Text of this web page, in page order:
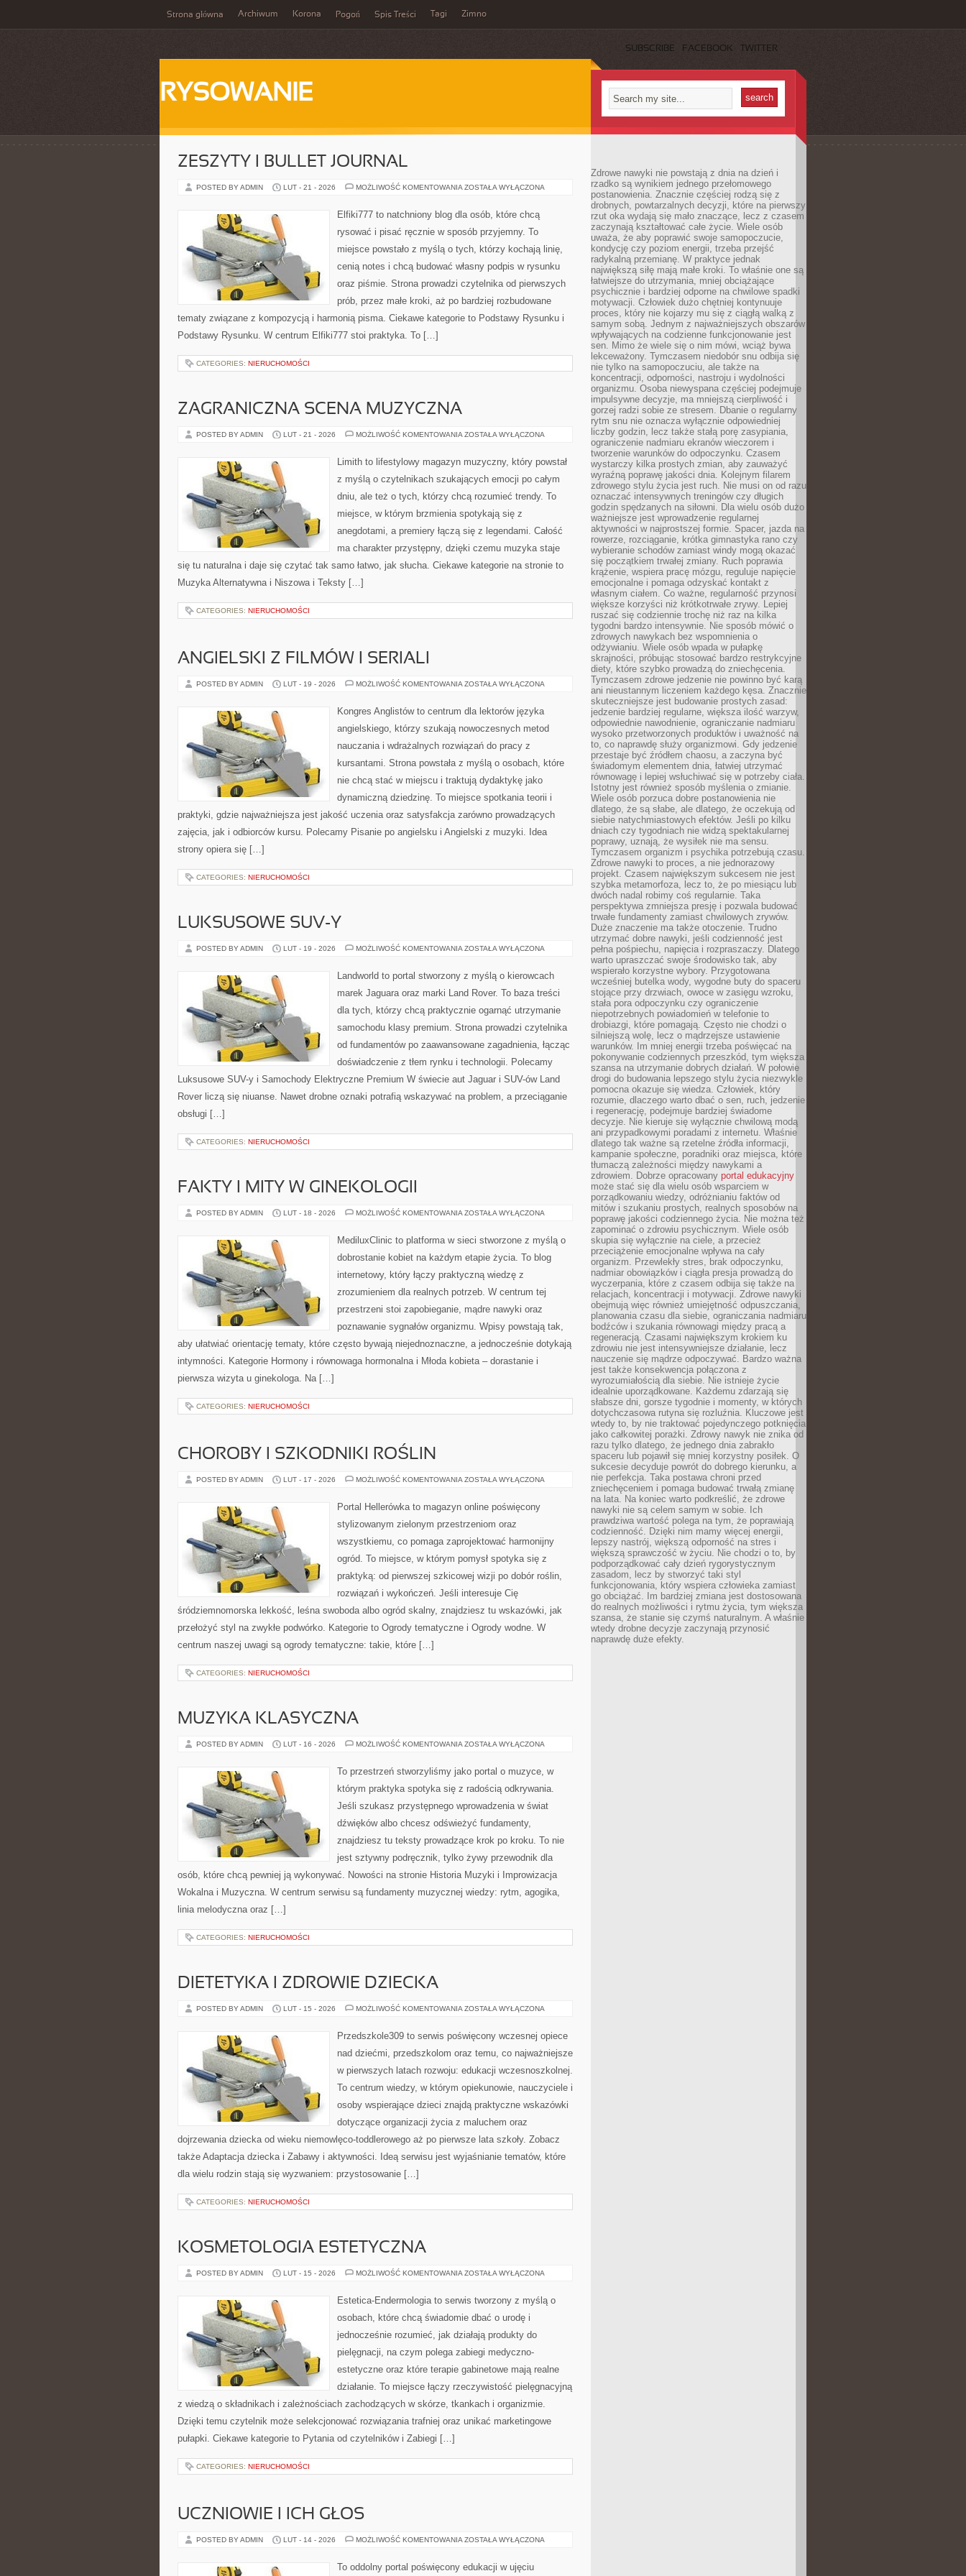
Strona główna Archiwum Korona Pogoń Spis Treści Tagi Zimno
SUBSCRIBE FACEBOOK TWITTER
RYSOWANIE
ZESZYTY I BULLET JOURNAL
POSTED BY ADMIN LUT - 21 - 2026 MOŻLIWOŚĆ KOMENTOWANIA ZESZYTY
JOURNAL
ZOSTAŁA WYŁĄCZONA
Elfiki777 to natchniony blog dla osób, które chcą
rysować i pisać ręcznie w sposób przyjemny. To
miejsce powstało z myślą o tych, którzy kochają linię,
cenią notes i chcą budować własny podpis w rysunku
oraz piśmie. Strona prowadzi czytelnika od pierwszych
prób, przez małe kroki, aż po bardziej rozbudowane
tematy związane z kompozycją i harmonią pisma. Ciekawe kategorie to Podstawy Rysunku i
Podstawy Rysunku. W centrum Elfiki777 stoi praktyka. To […]
CATEGORIES: NIERUCHOMOŚCI
ZAGRANICZNA SCENA MUZYCZNA
POSTED BY ADMIN LUT - 21 - 2026 MOŻLIWOŚĆ KOMENTOWANIA ZAGRANICZNA
ZOSTAŁA WYŁĄCZONA
Limith to lifestylowy magazyn muzyczny, który powstał
z myślą o czytelnikach szukających emocji po całym
dniu, ale też o tych, którzy chcą rozumieć trendy. To
miejsce, w którym brzmienia spotykają się z
anegdotami, a premiery łączą się z legendami. Całość
ma charakter przystępny, dzięki czemu muzyka staje
się tu naturalna i daje się czytać tak samo łatwo, jak słucha. Ciekawe kategorie na stronie to
Muzyka Alternatywna i Niszowa i Teksty […]
CATEGORIES: NIERUCHOMOŚCI
ANGIELSKI Z FILMÓW I SERIALI
POSTED BY ADMIN LUT - 19 - 2026 MOŻLIWOŚĆ KOMENTOWANIA ANGIELSKI
SERIALI
ZOSTAŁA WYŁĄCZONA
Kongres Anglistów to centrum dla lektorów języka
angielskiego, którzy szukają nowoczesnych metod
nauczania i wdrażalnych rozwiązań do pracy z
kursantami. Strona powstała z myślą o osobach, które
nie chcą stać w miejscu i traktują dydaktykę jako
dynamiczną dziedzinę. To miejsce spotkania teorii i
praktyki, gdzie najważniejsza jest jakość uczenia oraz satysfakcja zarówno prowadzących
zajęcia, jak i odbiorców kursu. Polecamy Pisanie po angielsku i Angielski z muzyki. Idea
strony opiera się […]
CATEGORIES: NIERUCHOMOŚCI
LUKSUSOWE SUV-Y
POSTED BY ADMIN LUT - 19 - 2026 MOŻLIWOŚĆ KOMENTOWANIA LUKSUSOWE
ZOSTAŁA WYŁĄCZONA
Landworld to portal stworzony z myślą o kierowcach
marek Jaguara oraz marki Land Rover. To baza treści
dla tych, którzy chcą praktycznie ogarnąć utrzymanie
samochodu klasy premium. Strona prowadzi czytelnika
od fundamentów po zaawansowane zagadnienia, łącząc
doświadczenie z tłem rynku i technologii. Polecamy
Luksusowe SUV-y i Samochody Elektryczne Premium W świecie aut Jaguar i SUV-ów Land
Rover liczą się niuanse. Nawet drobne oznaki potrafią wskazywać na problem, a przeciąganie
obsługi […]
CATEGORIES: NIERUCHOMOŚCI
FAKTY I MITY W GINEKOLOGII
POSTED BY ADMIN LUT - 18 - 2026 MOŻLIWOŚĆ KOMENTOWANIA FAKTY
GINEKOLOGII
ZOSTAŁA WYŁĄCZONA
MediluxClinic to platforma w sieci stworzone z myślą o
dobrostanie kobiet na każdym etapie życia. To blog
internetowy, który łączy praktyczną wiedzę z
zrozumieniem dla realnych potrzeb. W centrum tej
przestrzeni stoi zapobieganie, mądre nawyki oraz
poznawanie sygnałów organizmu. Wpisy powstają tak,
aby ułatwiać orientację tematy, które często bywają niejednoznaczne, a jednocześnie dotykają
intymności. Kategorie Hormony i równowaga hormonalna i Młoda kobieta – dorastanie i
pierwsza wizyta u ginekologa. Na […]
CATEGORIES: NIERUCHOMOŚCI
CHOROBY I SZKODNIKI ROŚLIN
POSTED BY ADMIN LUT - 17 - 2026 MOŻLIWOŚĆ KOMENTOWANIA CHOROBY
ROŚLIN
ZOSTAŁA WYŁĄCZONA
Portal Hellerówka to magazyn online poświęcony
stylizowanym zielonym przestrzeniom oraz
wszystkiemu, co pomaga zaprojektować harmonijny
ogród. To miejsce, w którym pomysł spotyka się z
praktyką: od pierwszej szkicowej wizji po dobór roślin,
rozwiązań i wykończeń. Jeśli interesuje Cię
śródziemnomorska lekkość, leśna swoboda albo ogród skalny, znajdziesz tu wskazówki, jak
przełożyć styl na zwykłe podwórko. Kategorie to Ogrody tematyczne i Ogrody wodne. W
centrum naszej uwagi są ogrody tematyczne: takie, które […]
CATEGORIES: NIERUCHOMOŚCI
MUZYKA KLASYCZNA
POSTED BY ADMIN LUT - 16 - 2026 MOŻLIWOŚĆ KOMENTOWANIA MUZYKA
ZOSTAŁA WYŁĄCZONA
To przestrzeń stworzyliśmy jako portal o muzyce, w
którym praktyka spotyka się z radością odkrywania.
Jeśli szukasz przystępnego wprowadzenia w świat
dźwięków albo chcesz odświeżyć fundamenty,
znajdziesz tu teksty prowadzące krok po kroku. To nie
jest sztywny podręcznik, tylko żywy przewodnik dla
osób, które chcą pewniej ją wykonywać. Nowości na stronie Historia Muzyki i Improwizacja
Wokalna i Muzyczna. W centrum serwisu są fundamenty muzycznej wiedzy: rytm, agogika,
linia melodyczna oraz […]
CATEGORIES: NIERUCHOMOŚCI
DIETETYKA I ZDROWIE DZIECKA
POSTED BY ADMIN LUT - 15 - 2026 MOŻLIWOŚĆ KOMENTOWANIA DIETETYKA
DZIECKA
ZOSTAŁA WYŁĄCZONA
Przedszkole309 to serwis poświęcony wczesnej opiece
nad dziećmi, przedszkolom oraz temu, co najważniejsze
w pierwszych latach rozwoju: edukacji wczesnoszkolnej.
To centrum wiedzy, w którym opiekunowie, nauczyciele i
osoby wspierające dzieci znajdą praktyczne wskazówki
dotyczące organizacji życia z maluchem oraz
dojrzewania dziecka od wieku niemowlęco-toddlerowego aż po pierwsze lata szkoły. Zobacz
także Adaptacja dziecka i Zabawy i aktywności. Ideą serwisu jest wyjaśnianie tematów, które
dla wielu rodzin stają się wyzwaniem: przystosowanie […]
CATEGORIES: NIERUCHOMOŚCI
KOSMETOLOGIA ESTETYCZNA
POSTED BY ADMIN LUT - 15 - 2026 MOŻLIWOŚĆ KOMENTOWANIA KOSMETOLOGIA
ZOSTAŁA WYŁĄCZONA
Estetica-Endermologia to serwis tworzony z myślą o
osobach, które chcą świadomie dbać o urodę i
jednocześnie rozumieć, jak działają produkty do
pielęgnacji, na czym polega zabiegi medyczno-
estetyczne oraz które terapie gabinetowe mają realne
działanie. To miejsce łączy rzeczywistość pielęgnacyjną
z wiedzą o składnikach i zależnościach zachodzących w skórze, tkankach i organizmie.
Dzięki temu czytelnik może selekcjonować rozwiązania trafniej oraz unikać marketingowe
pułapki. Ciekawe kategorie to Pytania od czytelników i Zabiegi […]
CATEGORIES: NIERUCHOMOŚCI
UCZNIOWIE I ICH GŁOS
POSTED BY ADMIN LUT - 14 - 2026 MOŻLIWOŚĆ KOMENTOWANIA UCZNIOWIE
GŁOS
ZOSTAŁA WYŁĄCZONA
To oddolny portal poświęcony edukacji w ujęciu
Zdrowe nawyki nie powstają z dnia na dzień i
rzadko są wynikiem jednego przełomowego
postanowienia. Znacznie częściej rodzą się z
drobnych, powtarzalnych decyzji, które na pierwszy
rzut oka wydają się mało znaczące, lecz z czasem
zaczynają kształtować całe życie. Wiele osób
uważa, że aby poprawić swoje samopoczucie,
kondycję czy poziom energii, trzeba przejść
radykalną przemianę. W praktyce jednak
największą siłę mają małe kroki. To właśnie one są
łatwiejsze do utrzymania, mniej obciążające
psychicznie i bardziej odporne na chwilowe spadki
motywacji. Człowiek dużo chętniej kontynuuje
proces, który nie kojarzy mu się z ciągłą walką z
samym sobą. Jednym z najważniejszych obszarów
wpływających na codzienne funkcjonowanie jest
sen. Mimo że wiele się o nim mówi, wciąż bywa
lekceważony. Tymczasem niedobór snu odbija się
nie tylko na samopoczuciu, ale także na
koncentracji, odporności, nastroju i wydolności
organizmu. Osoba niewyspana częściej podejmuje
impulsywne decyzje, ma mniejszą cierpliwość i
gorzej radzi sobie ze stresem. Dbanie o regularny
rytm snu nie oznacza wyłącznie odpowiedniej
liczby godzin, lecz także stałą porę zasypiania,
ograniczenie nadmiaru ekranów wieczorem i
tworzenie warunków do odpoczynku. Czasem
wystarczy kilka prostych zmian, aby zauważyć
wyraźną poprawę jakości dnia. Kolejnym filarem
zdrowego stylu życia jest ruch. Nie musi on od razu
oznaczać intensywnych treningów czy długich
godzin spędzanych na siłowni. Dla wielu osób dużo
ważniejsze jest wprowadzenie regularnej
aktywności w najprostszej formie. Spacer, jazda na
rowerze, rozciąganie, krótka gimnastyka rano czy
wybieranie schodów zamiast windy mogą okazać
się początkiem trwałej zmiany. Ruch poprawia
krążenie, wspiera pracę mózgu, reguluje napięcie
emocjonalne i pomaga odzyskać kontakt z
własnym ciałem. Co ważne, regularność przynosi
większe korzyści niż krótkotrwałe zrywy. Lepiej
ruszać się codziennie trochę niż raz na kilka
tygodni bardzo intensywnie. Nie sposób mówić o
zdrowych nawykach bez wspomnienia o
odżywianiu. Wiele osób wpada w pułapkę
skrajności, próbując stosować bardzo restrykcyjne
diety, które szybko prowadzą do zniechęcenia.
Tymczasem zdrowe jedzenie nie powinno być karą
ani nieustannym liczeniem każdego kęsa. Znacznie
skuteczniejsze jest budowanie prostych zasad:
jedzenie bardziej regularne, większa ilość warzyw,
odpowiednie nawodnienie, ograniczanie nadmiaru
wysoko przetworzonych produktów i uważność na
to, co naprawdę służy organizmowi. Gdy jedzenie
przestaje być źródłem chaosu, a zaczyna być
świadomym elementem dnia, łatwiej utrzymać
równowagę i lepiej wsłuchiwać się w potrzeby ciała.
Istotny jest również sposób myślenia o zmianie.
Wiele osób porzuca dobre postanowienia nie
dlatego, że są słabe, ale dlatego, że oczekują od
siebie natychmiastowych efektów. Jeśli po kilku
dniach czy tygodniach nie widzą spektakularnej
poprawy, uznają, że wysiłek nie ma sensu.
Tymczasem organizm i psychika potrzebują czasu.
Zdrowe nawyki to proces, a nie jednorazowy
projekt. Czasem największym sukcesem nie jest
szybka metamorfoza, lecz to, że po miesiącu lub
dwóch nadal robimy coś regularnie. Taka
perspektywa zmniejsza presję i pozwala budować
trwałe fundamenty zamiast chwilowych zrywów.
Duże znaczenie ma także otoczenie. Trudno
utrzymać dobre nawyki, jeśli codzienność jest
pełna pośpiechu, napięcia i rozpraszaczy. Dlatego
warto upraszczać swoje środowisko tak, aby
wspierało korzystne wybory. Przygotowana
wcześniej butelka wody, wygodne buty do spaceru
stojące przy drzwiach, owoce w zasięgu wzroku,
stała pora odpoczynku czy ograniczenie
niepotrzebnych powiadomień w telefonie to
drobiazgi, które pomagają. Często nie chodzi o
silniejszą wolę, lecz o mądrzejsze ustawienie
warunków. Im mniej energii trzeba poświęcać na
pokonywanie codziennych przeszkód, tym większa
szansa na utrzymanie dobrych działań. W połowie
drogi do budowania lepszego stylu życia niezwykle
pomocna okazuje się wiedza. Człowiek, który
rozumie, dlaczego warto dbać o sen, ruch, jedzenie
i regenerację, podejmuje bardziej świadome
decyzje. Nie kieruje się wyłącznie chwilową modą
ani przypadkowymi poradami z internetu. Właśnie
dlatego tak ważne są rzetelne źródła informacji,
kampanie społeczne, poradniki oraz miejsca, które
tłumaczą zależności między nawykami a
zdrowiem. Dobrze opracowany portal edukacyjny
może stać się dla wielu osób wsparciem w
porządkowaniu wiedzy, odróżnianiu faktów od
mitów i szukaniu prostych, realnych sposobów na
poprawę jakości codziennego życia. Nie można też
zapominać o zdrowiu psychicznym. Wiele osób
skupia się wyłącznie na ciele, a przecież
przeciążenie emocjonalne wpływa na cały
organizm. Przewlekły stres, brak odpoczynku,
nadmiar obowiązków i ciągła presja prowadzą do
wyczerpania, które z czasem odbija się także na
relacjach, koncentracji i motywacji. Zdrowe nawyki
obejmują więc również umiejętność odpuszczania,
planowania czasu dla siebie, ograniczania nadmiaru
bodźców i szukania równowagi między pracą a
regeneracją. Czasami największym krokiem ku
zdrowiu nie jest intensywniejsze działanie, lecz
nauczenie się mądrze odpoczywać. Bardzo ważna
jest także konsekwencja połączona z
wyrozumiałością dla siebie. Nie istnieje życie
idealnie uporządkowane. Każdemu zdarzają się
słabsze dni, gorsze tygodnie i momenty, w których
dotychczasowa rutyna się rozluźnia. Kluczowe jest
wtedy to, by nie traktować pojedynczego potknięcia
jako całkowitej porażki. Zdrowy nawyk nie znika od
razu tylko dlatego, że jednego dnia zabrakło
spaceru lub pojawił się mniej korzystny posiłek. O
sukcesie decyduje powrót do dobrego kierunku, a
nie perfekcja. Taka postawa chroni przed
zniechęceniem i pomaga budować trwałą zmianę
na lata. Na koniec warto podkreślić, że zdrowe
nawyki nie są celem samym w sobie. Ich
prawdziwa wartość polega na tym, że poprawiają
codzienność. Dzięki nim mamy więcej energii,
lepszy nastrój, większą odporność na stres i
większą sprawczość w życiu. Nie chodzi o to, by
podporządkować cały dzień rygorystycznym
zasadom, lecz by stworzyć taki styl
funkcjonowania, który wspiera człowieka zamiast
go obciążać. Im bardziej zmiana jest dostosowana
do realnych możliwości i rytmu życia, tym większa
szansa, że stanie się czymś naturalnym. A właśnie
wtedy drobne decyzje zaczynają przynosić
naprawdę duże efekty.